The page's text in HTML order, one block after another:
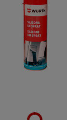
Loading...